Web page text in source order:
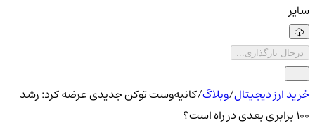
سایر
درحال بارگذاری...
خرید ارز دیجیتال/وبلاگ/کانیه‌وست توکن جدیدی عرضه کرد: رشد
100 برابری بعدی در راه است؟